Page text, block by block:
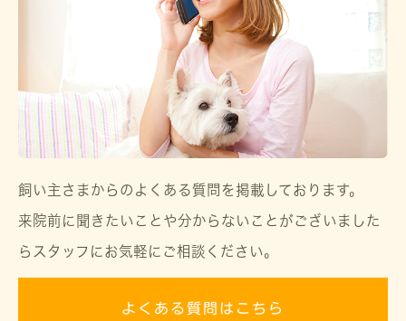
飼い主さまからのよくある質問を掲載しております。
来院前に聞きたいことや分からないことがございました
らスタッフにお気軽にご相談ください。
よくある質問はこちら